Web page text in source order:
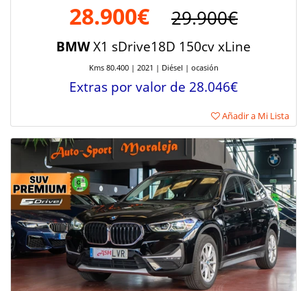
28.900€ 29.900€
BMWX1 sDrive18D 150cv xLine
Kms 80.400 | 2021 | Diésel | ocasión
Extras por valor de 28.046€
Añadir a Mi Lista